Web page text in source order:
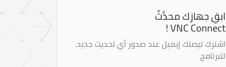
ابقِ جهازك محدَّثً
VNC Connect !
اشترك ليصلك إيميل عند صدور أي تحديث جديد.
للبرنامج